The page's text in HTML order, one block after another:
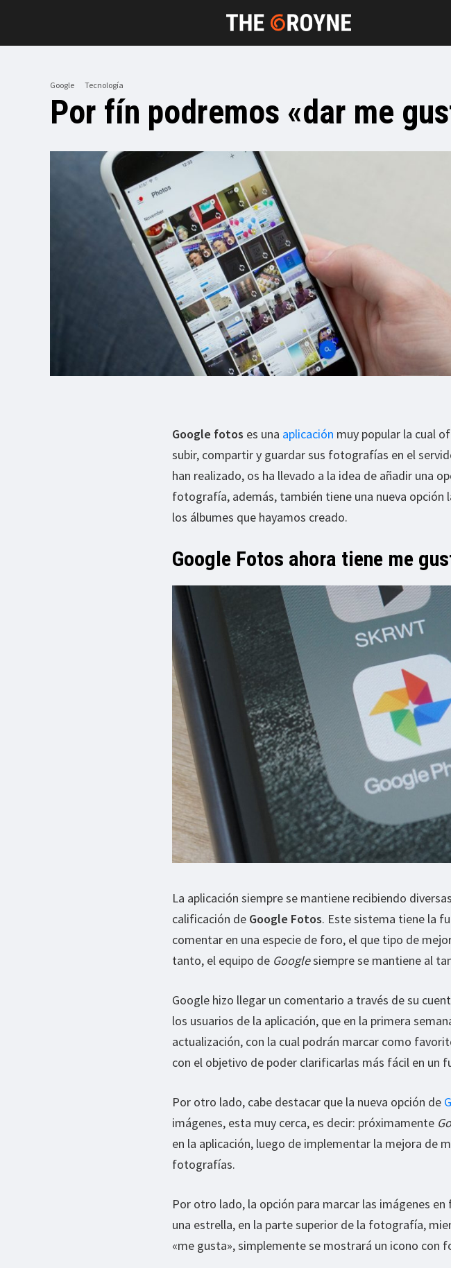
Google Tecnología
Por fín podremos «dar me
Google fotos es una aplicación muy popular la cual
subir, compartir y guardar sus fotografías en el
han realizado, os ha llevado a la idea de añadir una
fotografía, además, también tiene una nueva opción
los álbumes que hayamos creado.
Google Fotos ahora tiene me
La aplicación siempre se mantiene recibiendo
calificación de Google Fotos. Este sistema tiene la
comentar en una especie de foro, el que tipo de
tanto, el equipo de Googlesiempre se mantiene al
Google hizo llegar un comentario a través de su
los usuarios de la aplicación, que en la primera
actualización, con la cual podrán marcar como
con el objetivo de poder clarificarlas más fácil en un
Por otro lado, cabe destacar que la nueva opción de
imágenes, esta muy cerca, es decir: próximamente
en la aplicación, luego de implementar la mejora de
fotografías.
Por otro lado, la opción para marcar las imágenes
una estrella, en la parte superior de la fotografía,
«me gusta», simplemente se mostrará un icono con